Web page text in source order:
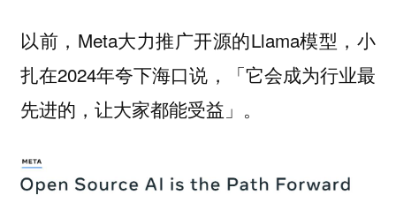
以前，Meta大力推广开源的Llama模型，小
扎在2024年夸下海口说，「它会成为行业最
先进的，让大家都能受益」。